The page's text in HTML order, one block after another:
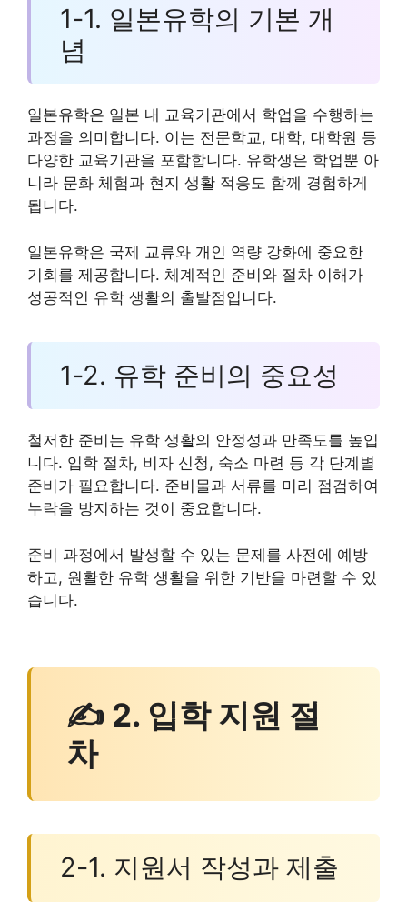
1-1. 일본유학의 기본 개
념
일본유학은 일본 내 교육기관에서 학업을 수행하는
과정을 의미합니다. 이는 전문학교, 대학, 대학원 등
다양한 교육기관을 포함합니다. 유학생은 학업뿐 아
니라 문화 체험과 현지 생활 적응도 함께 경험하게
됩니다.
일본유학은 국제 교류와 개인 역량 강화에 중요한
기회를 제공합니다. 체계적인 준비와 절차 이해가
성공적인 유학 생활의 출발점입니다.
1-2. 유학 준비의 중요성
철저한 준비는 유학 생활의 안정성과 만족도를 높입
니다. 입학 절차, 비자 신청, 숙소 마련 등 각 단계별
준비가 필요합니다. 준비물과 서류를 미리 점검하여
누락을 방지하는 것이 중요합니다.
준비 과정에서 발생할 수 있는 문제를 사전에 예방
하고, 원활한 유학 생활을 위한 기반을 마련할 수 있
습니다.
✍ 2. 입학 지원 절
차
2-1. 지원서 작성과 제출